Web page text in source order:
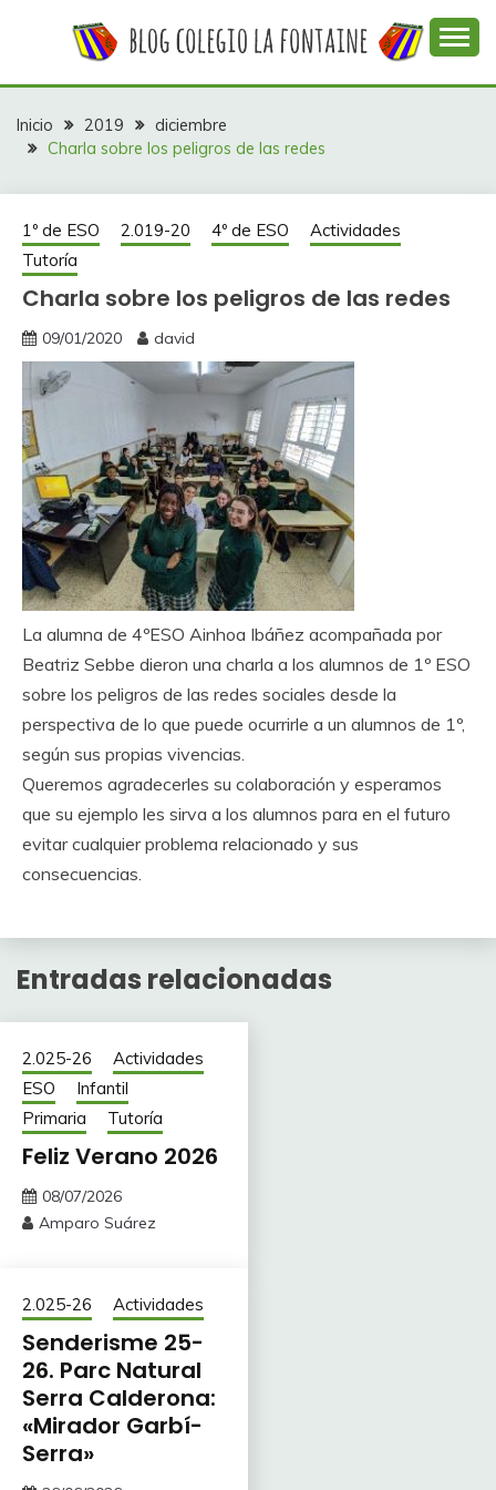
COLEGIO LA
FONTAINE
colegio La Fontaine
Inicio 2019
diciembre
Charla sobre los peligros de las redes
1º de ESO 2.019-20 4º de ESO
Actividades
Tutoría
Charla sobre los peligros de las redes
09/01/2020 david
La alumna de 4ºESO Ainhoa Ibáñez acompañada por
Beatriz Sebbe dieron una charla a los alumnos de 1º ESO
sobre los peligros de las redes sociales desde la
perspectiva de lo que puede ocurrirle a un alumnos de 1º,
según sus propias vivencias.
Queremos agradecerles su colaboración y esperamos
que su ejemplo les sirva a los alumnos para en el futuro
evitar cualquier problema relacionado y sus
consecuencias.
Entradas relacionadas
2.025-26
Actividades
ESO
Infantil
Primaria
Tutoría
Feliz Verano 2026
08/07/2026
Amparo Suárez
2.025-26 Actividades
Senderisme 25-
26. Parc Natural
Serra Calderona:
«Mirador Garbí-
Serra»